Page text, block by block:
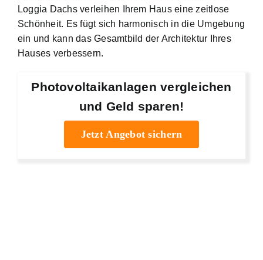
Loggia Dachs verleihen Ihrem Haus eine zeitlose
Schönheit. Es fügt sich harmonisch in die Umgebung
ein und kann das Gesamtbild der Architektur Ihres
Hauses verbessern.
Photovoltaikanlagen vergleichen
und Geld sparen!
Jetzt Angebot sichern